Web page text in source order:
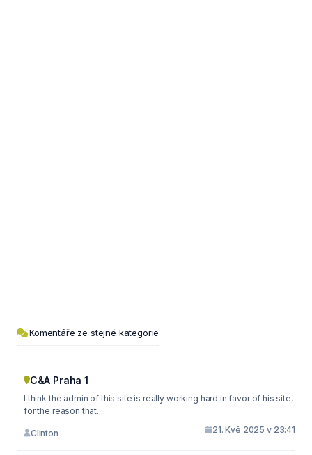
Komentáře ze stejné kategorie
C&A Praha 1
I think the admin of this site is really working hard in favor of his site,
for the reason that...
Clinton 21. Kvě 2025 v 23:41